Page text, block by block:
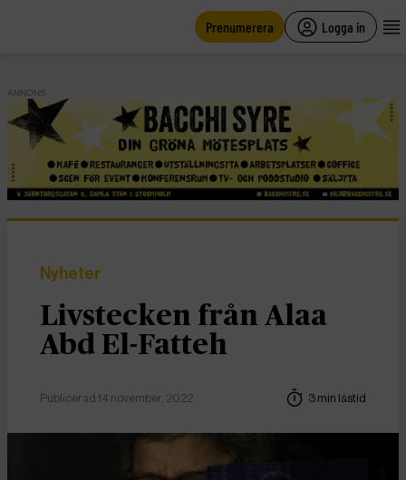
Prenumerera Logga in
ANNONS
Nyheter
Livstecken från Alaa
Abd El-Fatteh
Publicerad 14 november, 2022 3 min lästid